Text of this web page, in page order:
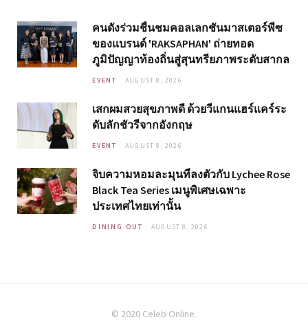
คนดังร่วมชื่นชมคอลเลกชันมาสเตอร์พีซ
ของแบรนด์ 'RAKSAPHAN' ถ่ายทอด
ภูมิปัญญาท้องถิ่นสู่สุนทรียภาพระดับสากล
EVENT AUGUST 8, 2026
เสกผมสวยสุขภาพดี ด้วยวีแกนแฮร์แคร์ระ
ดับลักชัวรีจากอังกฤษ
EVENT AUGUST 8, 2026
จิบความหอมละมุนที่ลงตัวกับ Lychee Rose
Black Tea Series เมนูพิเศษเฉพาะ
ประเทศไทยเท่านั้น
DINING OUT AUGUST 8, 2026
© 2020 Celeb Online.